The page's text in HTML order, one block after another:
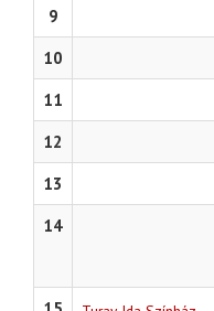
9
10
11
12
13
14